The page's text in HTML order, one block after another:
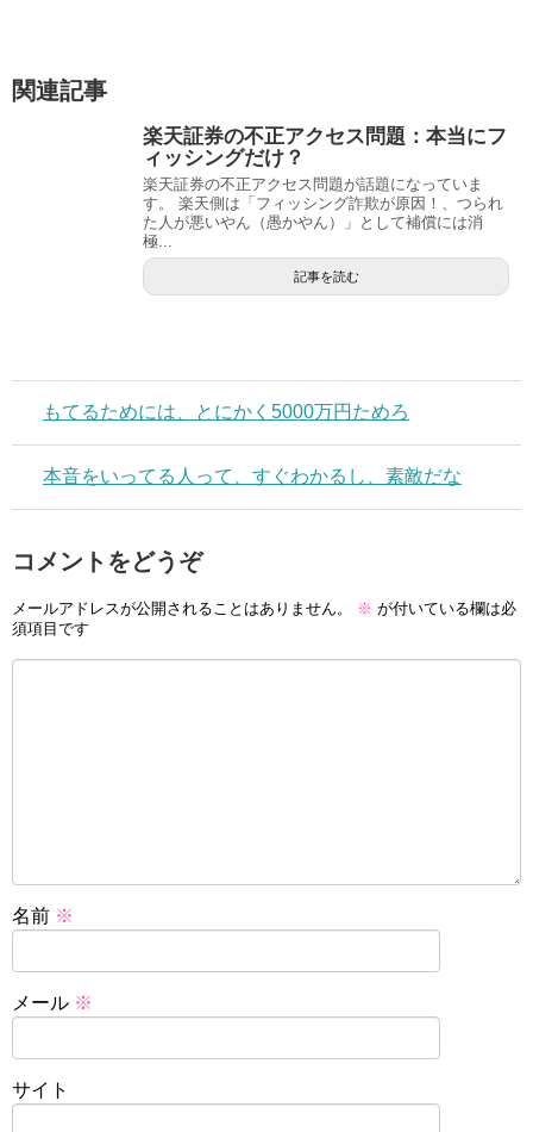
関連記事
楽天証券の不正アクセス問題：本当にフ
ィッシングだけ？
楽天証券の不正アクセス問題が話題になっていま
す。 楽天側は「フィッシング詐欺が原因！、つられ
た人が悪いやん（愚かやん）」として補償には消
極...
記事を読む
もてるためには、とにかく5000万円ためろ
本音をいってる人って、すぐわかるし、素敵だな
コメントをどうぞ
メールアドレスが公開されることはありません。 ※ が付いている欄は必
須項目です
名前 ※
メール ※
サイト